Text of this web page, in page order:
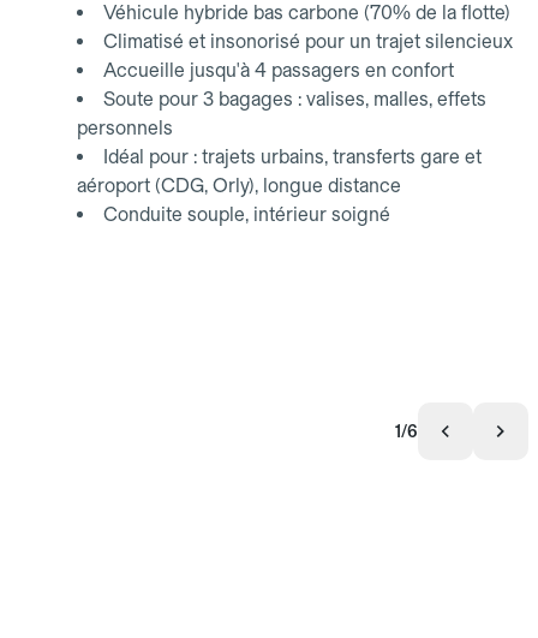
Véhicule hybride bas carbone (70% de la flotte)
Climatisé et insonorisé pour un trajet silencieux
Accueille jusqu'à 4 passagers en confort
Soute pour 3 bagages : valises, malles, effets
personnels
Idéal pour : trajets urbains, transferts gare et
aéroport (CDG, Orly), longue distance
Conduite souple, intérieur soigné
1/6